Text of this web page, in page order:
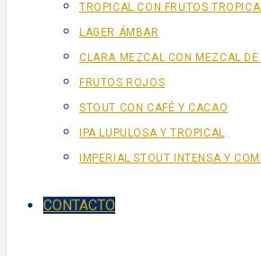
TROPICAL CON FRUTOS
LAGER ÁMBAR
CLARA MEZCAL CON MEZCAL
FRUTOS ROJOS
STOUT CON CAFÉ Y CACAO
IPA LUPULOSA Y TROPICAL
IMPERIAL STOUT INTENSA Y
CONTACTO